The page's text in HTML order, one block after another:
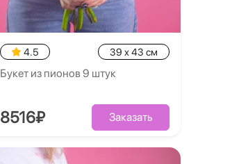
4.5 39 x 43 см
Букет из пионов 9 штук
8516₽ Заказать